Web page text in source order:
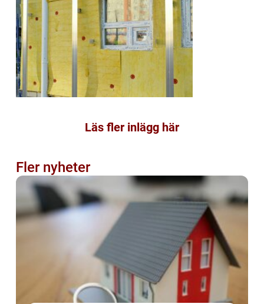
Läs fler inlägg här
Fler nyheter